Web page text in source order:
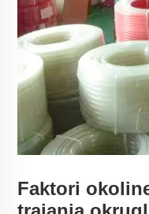
Faktori